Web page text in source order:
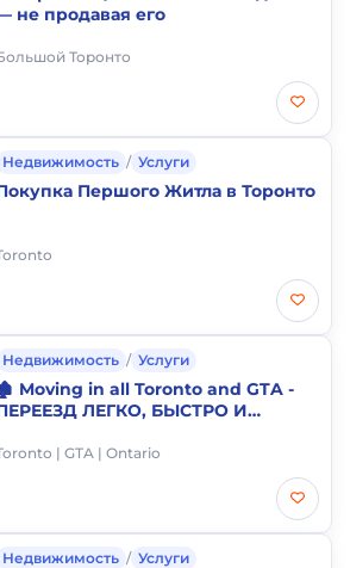
не продавая его
Торонто
Недвижимость / Услуги
Першого Житла в Торонто
Недвижимость / Услуги
in all Toronto and GTA -
ЛЕГКО, БЫСТРО И
🏚️
| GTA | Ontario
Недвижимость / Услуги